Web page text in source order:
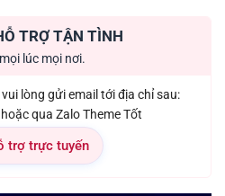
TRỢ TẬN TÌNH
lúc mọi nơi.
lòng gửi email tới địa chỉ sau:
hoặc qua Zalo Theme Tốt
trợ trực tuyến